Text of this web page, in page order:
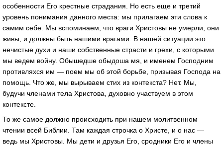
особенности Его крестные страдания. Но есть еще и третий
уровень понимания данного места: мы прилагаем эти слова к
самим себе. Мы вспоминаем, что враги Христовы не умерли, они
живы, и должны быть нашими врагами. В нашей ситуации это
нечистые духи и наши собственные страсти и грехи, с которыми
мы ведем войну. Обышедше обыдоша мя, и именем Господним
противляхся им — поем мы об этой борьбе, призывая Господа на
помощь. Что же, мы вырываем стих из контекста? Нет. Мы,
будучи членами тела Христова, духовно участвуем в этом
контексте.
То же самое должно происходить при нашем молитвенном
чтении всей Библии. Там каждая строчка о Христе, и о нас —
ведь мы Христовы. Мы дети и друзья Его, сродники Его и члены